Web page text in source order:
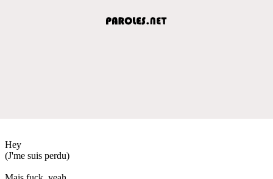
Hey
(J'me suis perdu)